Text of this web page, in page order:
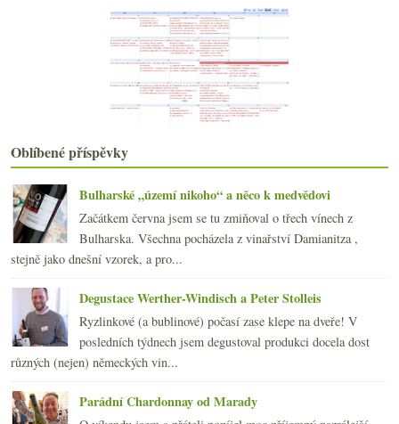
Vinné filmy aneb o vánocích s Donutilem
Benjamin Kuras – Anglie je na houby
Slepá degustace třinácti Sauvignonů
Jehněčíme dosytnosti – dnes dle Ambiente
Anakena Wines – základní Chardonnay a Carmenére
Jehně dorazilo – sbohem Prague Food Festivale
Prague Food Festival – dějství první
Degustujeme jako profesionál… nebo ne?
Proč se tu nepije cider?
Merlot Desejo 2004 – Salton (Brazílie)
Bratislavská „fusion“ aneb nejen sushi po slovensky…
2x o vinné Moravě z tisku
Frankovka želé (… v supermarketu nehledejte)
Salon Vín 2006 / 2007 a tak okolo…
►srpna
Oblíbené příspěvky
Bulharské „území nikoho“ a něco k medvědovi
Začátkem června jsem se tu zmiňoval o třech vínech z
Bulharska. Všechna pocházela z vinařství Damianitza ,
stejně jako dnešní vzorek, a pro...
Degustace Werther-Windisch a Peter Stolleis
Ryzlinkové (a bublinové) počasí zase klepe na dveře! V
posledních týdnech jsem degustoval produkci docela dost
různých (nejen) německých vin...
Parádní Chardonnay od Marady